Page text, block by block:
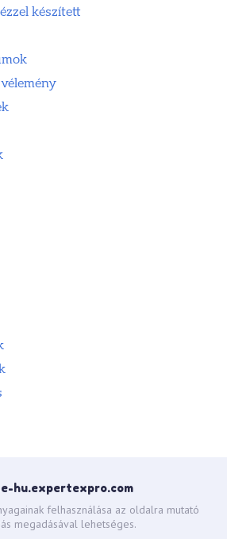
készített
hu.expertexpro.com
felhasználása az oldalra mutató
megadásával lehetséges.